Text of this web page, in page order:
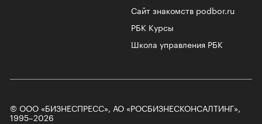
Сайт знакомств podbor.ru
РБК Курсы
Школа управления РБК
© ООО «БИЗНЕСПРЕСС», АО «РОСБИЗНЕСКОНСАЛТИНГ»,
1995–2026